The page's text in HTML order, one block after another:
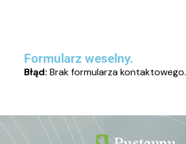
Formularz weselny.
Błąd: Brak formularza kontaktowego.